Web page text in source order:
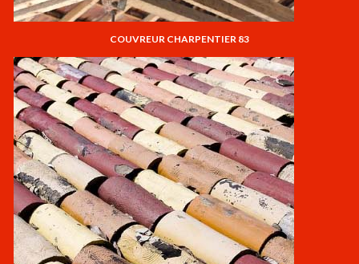
COUVREUR CHARPENTIER 83